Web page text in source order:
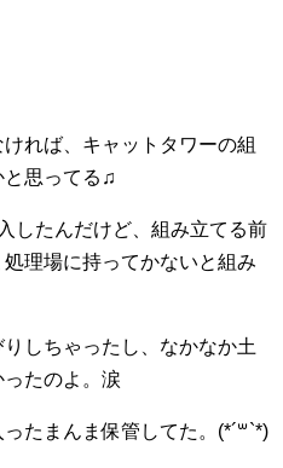
れば、キャットタワーの組
と思ってる♫
したんだけど、組み立てる前
理場に持ってかないと組み
しちゃったし、なかなか土
たのよ。涙
たまんま保管してた。(*´꒳`*)